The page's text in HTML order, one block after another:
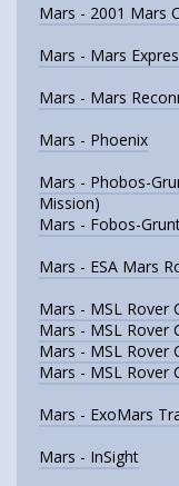
Mars - 2001 Mars
Mars - Mars
Mars - Mars
Mars - Phoenix
Mars - Phobos-
Mission)
Mars - Fobos-
Mars - ESA Mars
Mars - MSL Rover
Mars - MSL Rover
Mars - MSL Rover
Mars - MSL Rover
Mars - ExoMars
Mars - InSight